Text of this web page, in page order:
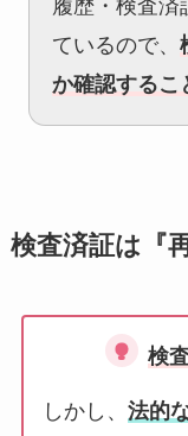
履歴・検査済
ているので、
か確認するこ
検査済証は『
検
しかし、 法的